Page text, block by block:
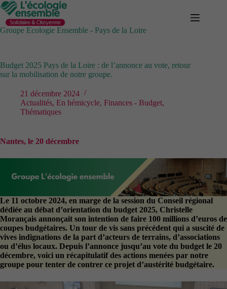
Passer
au
contenu
Groupe Ecologie Ensemble - Pays de la Loire
Budget 2025 Pays de la Loire : de l’annonce au vote, retour
sur la mobilisation de notre groupe.
21 décembre 2024
Actualités, En hémicycle, Finances - Budget,
Thématiques
Nantes, le 20 décembre
Le 11 octobre 2024, en marge de la session du Conseil régional
dédiée au débat d’orientation du budget 2025, Christelle
Morançais annonçait son intention de faire 100 millions d’euros de
coupes budgétaires. Un tour de vis sans précédent qui a suscité de
vives indignations de la part d’acteurs de terrains, d’associations
ou d’élus locaux. Depuis l’annonce jusqu’au vote du budget le 20
décembre, voici un récapitulatif des actions menées par notre
groupe pour tenter de contrer ce projet d’austérité budgétaire.